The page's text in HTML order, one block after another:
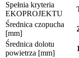
Spełnia kryteria
EKOPROJEKTU
Średnica czopucha
[mm]
Średnica dolotu
powietrza [mm]